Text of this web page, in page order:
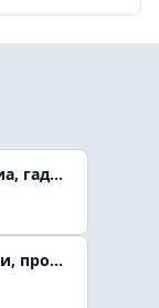
Палач Говорит | IT, медиа, гaджеты, скидки
«Палач» | Скидки, акции, промокоды